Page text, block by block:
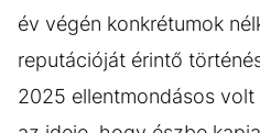
év végén konkrétumok
reputációját érintő
2025 ellentmondásos volt